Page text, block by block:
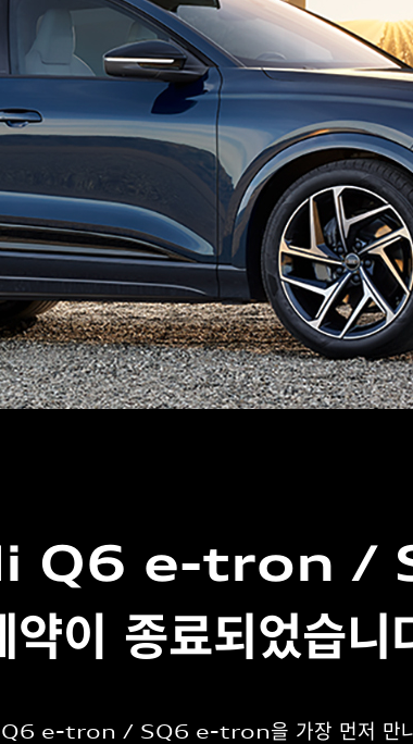
Q6 e-tron /
약이 종료되었습니
Q6 e-tron / SQ6 e-tron을 가장 먼저 만